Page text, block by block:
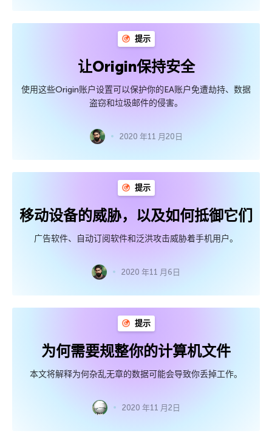
提示
让Origin保持安全
使用这些Origin账户设置可以保护你的EA账户免遭劫持、数据
盗窃和垃圾邮件的侵害。
2020 年11 月20日
提示
移动设备的威胁，以及如何抵御它们
广告软件、自动订阅软件和泛洪攻击威胁着手机用户。
2020 年11 月6日
提示
为何需要规整你的计算机文件
本文将解释为何杂乱无章的数据可能会导致你丢掉工作。
2020 年11 月2日